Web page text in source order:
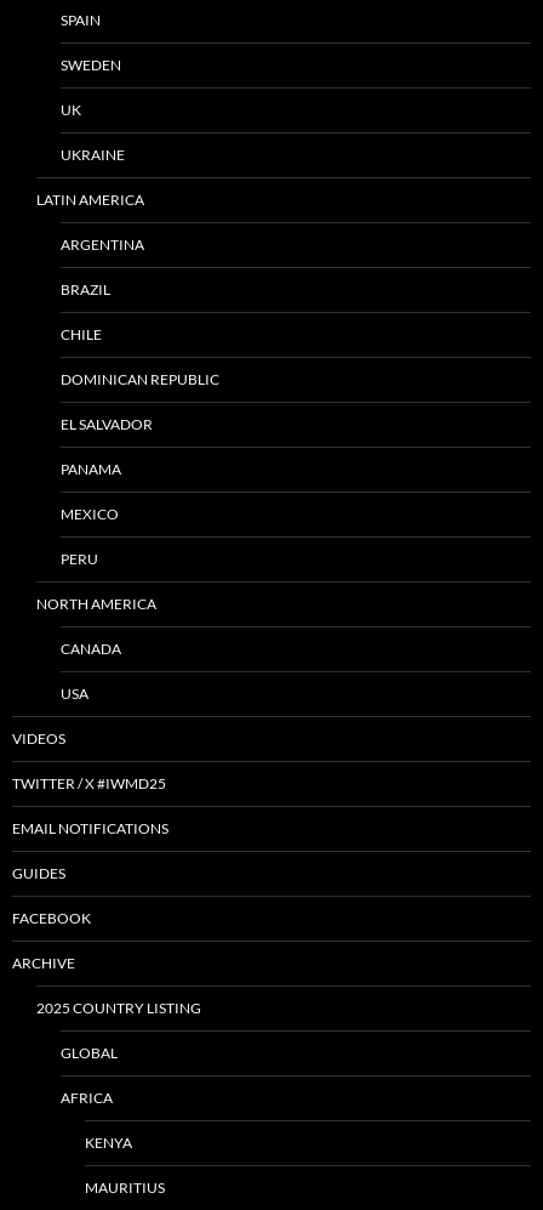
SPAIN
SWEDEN
UK
UKRAINE
LATIN AMERICA
ARGENTINA
BRAZIL
CHILE
DOMINICAN REPUBLIC
EL SALVADOR
PANAMA
MEXICO
PERU
NORTH AMERICA
CANADA
USA
VIDEOS
TWITTER / X #IWMD25
EMAIL NOTIFICATIONS
GUIDES
FACEBOOK
ARCHIVE
2025 COUNTRY LISTING
GLOBAL
AFRICA
KENYA
MAURITIUS